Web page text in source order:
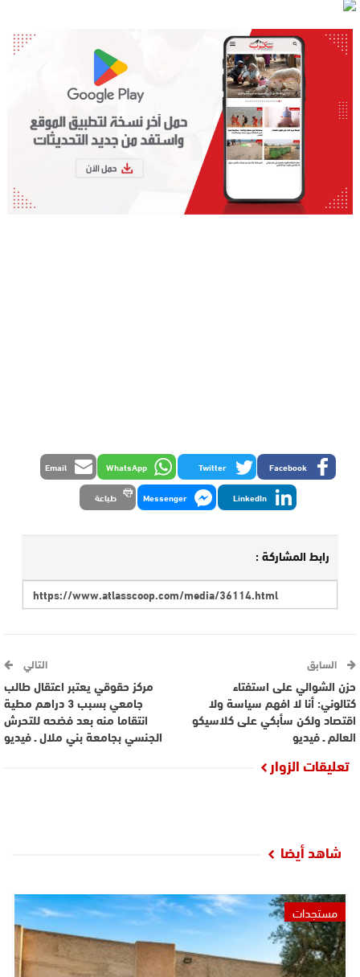
Facebook
Twitter
WhatsApp
Email
LinkedIn
Messenger طباعة
رابط المشاركة :
السابق
حزن الشوالي على استفتاء
كتالوني: أنا لا افهم سياسة ولا
اقتصاد ولكن سأبكي على كلاسيكو
العالم ـ فيديو
التالي
مركز حقوقي يعتبر اعتقال طالب
جامعي بسبب 3 دراهم مطية
انتقاما منه بعد فضحه للتحرش
الجنسي بجامعة بني ملال ـ فيديو
تعليقات الزوار
شاهد أيضا
مستجدات